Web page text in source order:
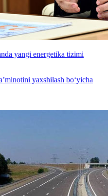
yangi energetika tizimi
yaxshilash bo‘yicha